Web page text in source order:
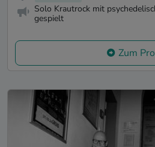
Solo Krautrock mit
gespielt
Zum